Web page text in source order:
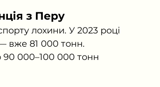
з Перу
лохини. У 2023 році
вже 81 000 тонн.
90 000–100 000 тонн